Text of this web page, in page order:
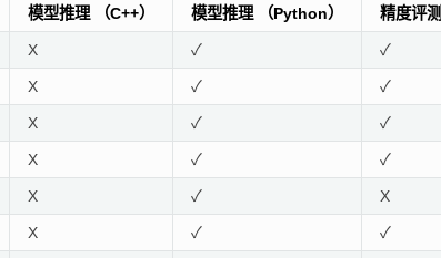
模型推理 （C++） 模型推理 （Python） 精度评测
X ✓ ✓
X ✓ ✓
X ✓ ✓
X ✓ ✓
X ✓ X
X ✓ ✓